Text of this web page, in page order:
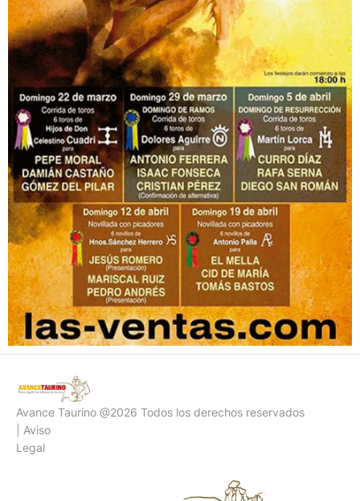
Avance Taurino @2026 Todos los derechos reservados
| Aviso
Legal